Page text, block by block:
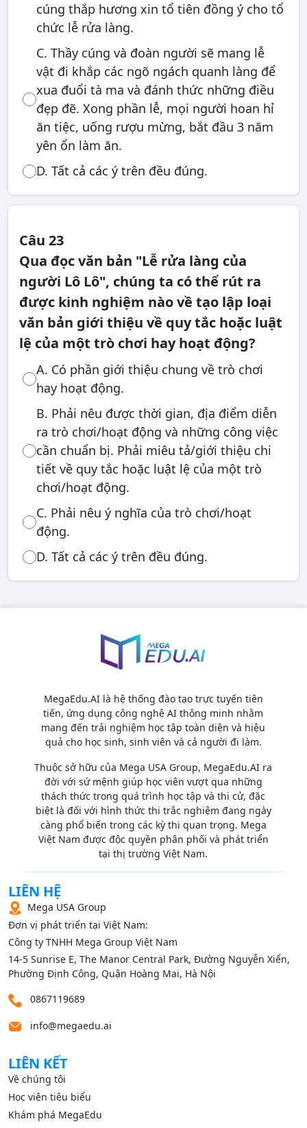
cúng thắp hương xin tổ tiên đồng ý cho tổ
chức lễ rửa làng.
C. Thầy cúng và đoàn người sẽ mang lễ
vật đi khắp các ngõ ngách quanh làng để
xua đuổi tà ma và đánh thức những điều
đẹp đẽ. Xong phần lễ, mọi người hoan hỉ
ăn tiệc, uống rượu mừng, bắt đầu 3 năm
yên ổn làm ăn.
D. Tất cả các ý trên đều đúng.
Câu 23
Qua đọc văn bản "Lễ rửa làng của
người Lô Lô", chúng ta có thể rút ra
được kinh nghiệm nào về tạo lập loại
văn bản giới thiệu về quy tắc hoặc luật
lệ của một trò chơi hay hoạt động?
A. Có phần giới thiệu chung về trò chơi
hay hoạt động.
B. Phải nêu được thời gian, địa điểm diễn
ra trò chơi/hoạt động và những công việc
cần chuẩn bị. Phải miêu tả/giới thiệu chi
tiết về quy tắc hoặc luật lệ của một trò
chơi/hoạt động.
C. Phải nêu ý nghĩa của trò chơi/hoạt
động.
D. Tất cả các ý trên đều đúng.
MegaEdu.AI là hệ thống đào tạo trực tuyến tiên
tiến, ứng dụng công nghệ AI thông minh nhằm
mang đến trải nghiệm học tập toàn diện và hiệu
quả cho học sinh, sinh viên và cả người đi làm.
Thuộc sở hữu của Mega USA Group, MegaEdu.AI ra
đời với sứ mệnh giúp học viên vượt qua những
thách thức trong quá trình học tập và thi cử, đặc
biệt là đối với hình thức thi trắc nghiệm đang ngày
càng phổ biến trong các kỳ thi quan trọng. Mega
Việt Nam được độc quyền phân phối và phát triển
tại thị trường Việt Nam.
LIÊN HỆ
Mega USA Group
Đơn vị phát triển tại Việt Nam:
Công ty TNHH Mega Group Việt Nam
14‑5 Sunrise E, The Manor Central Park, Đường Nguyễn Xiển,
Phường Định Công, Quận Hoàng Mai, Hà Nội
0867119689
info@megaedu.ai
LIÊN KẾT
Về chúng tôi
Học viên tiêu biểu
Khám phá MegaEdu